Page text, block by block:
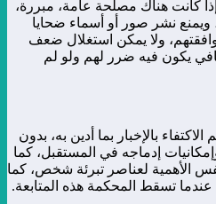
إذا كانت هناك مصلحة عامة، مبررة،
نشر صور أو أسماء ضحايا
ولا يمكن استغلال ضعف
يكون فيه ضرر لهم ولو لم
بالإخبار بما أدين به، بدون
إدماجه في المستقبل، كما
الأهمية لعناصر تبرئة شخص، كما
عندما تسقط المحكمة هذه المتابعة.